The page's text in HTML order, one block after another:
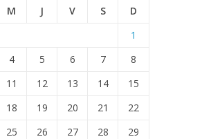
M J V S
D
1
4 5 6 7
8
11 12 13 14
15
18 19 20 21
22
25 26 27 28
29